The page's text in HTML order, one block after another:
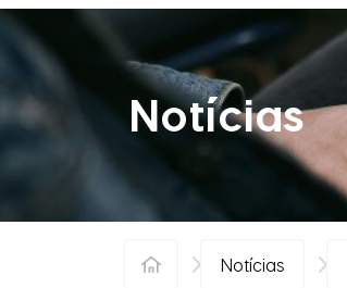
Notícias
Notícias